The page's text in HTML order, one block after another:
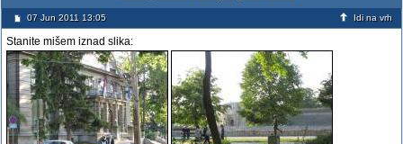
07 Jun 2011 13:05 Idi na vrh
Stanite mišem iznad slika: